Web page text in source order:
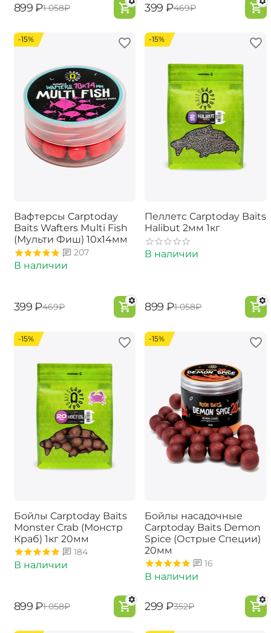
‍899‍ ₽‍1 058‍₽ ‍399‍ ₽‍469‍₽
-15%
Вафтерсы Carptoday
Baits Wafters Multi Fish
(Мульти Фиш) 10х14мм
207
В наличии
‍399‍ ₽‍469‍₽
-15%
Пеллетс Carptoday Baits
Halibut 2мм 1кг
В наличии
‍899‍ ₽‍1 058‍₽
-15%
Бойлы Carptoday Baits
Monster Crab (Монстр
Краб) 1кг 20мм
184
В наличии
‍899‍ ₽‍1 058‍₽
-15%
Бойлы насадочные
Carptoday Baits Demon
Spice (Острые Специи)
20мм
16
В наличии
‍299‍ ₽‍352‍₽